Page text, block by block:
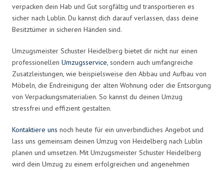
verpacken dein Hab und Gut sorgfältig und transportieren es
sicher nach Lublin. Du kannst dich darauf verlassen, dass deine
Besitztümer in sicheren Händen sind.
Umzugsmeister Schuster Heidelberg bietet dir nicht nur einen
professionellen Umzugsservice, sondern auch umfangreiche
Zusatzleistungen, wie beispielsweise den Abbau und Aufbau von
Möbeln, die Endreinigung der alten Wohnung oder die Entsorgung
von Verpackungsmaterialien. So kannst du deinen Umzug
stressfrei und effizient gestalten.
Kontaktiere uns noch heute für ein unverbindliches Angebot und
lass uns gemeinsam deinen Umzug von Heidelberg nach Lublin
planen und umsetzen. Mit Umzugsmeister Schuster Heidelberg
wird dein Umzug zu einem erfolgreichen und angenehmen